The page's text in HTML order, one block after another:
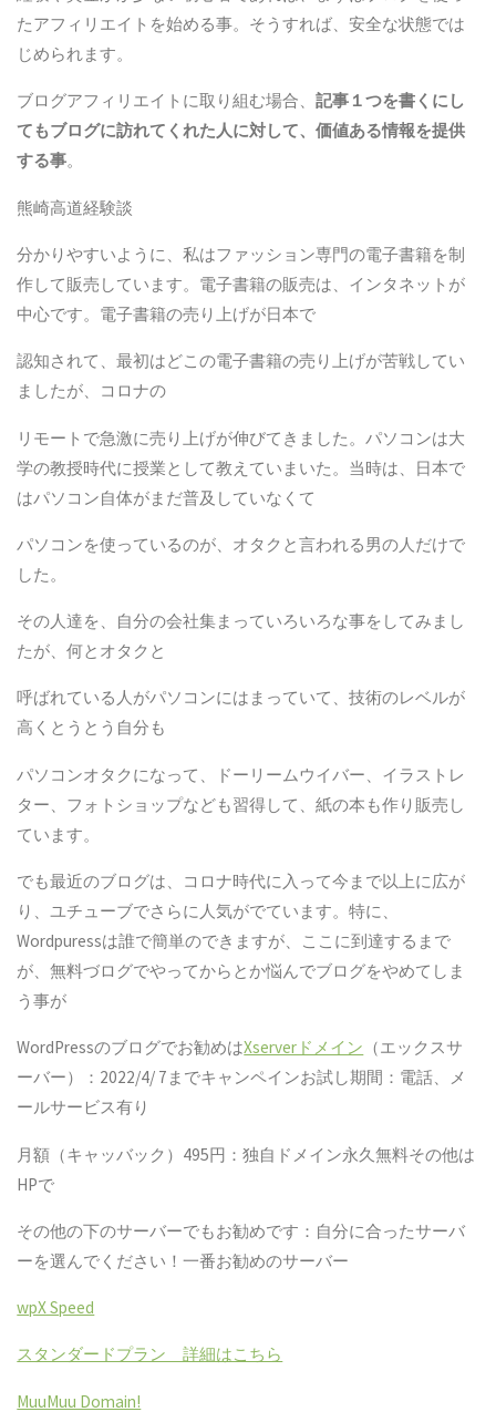
たアフィリエイトを始める事。そうすれば、安全な状態では
じめられます。
ブログアフィリエイトに取り組む場合、記事１つを書くにし
てもブログに訪れてくれた人に対して、価値ある情報を提供
する事。
熊崎高道経験談
分かりやすいように、私はファッション専門の電子書籍を制
作して販売しています。電子書籍の販売は、インタネットが
中心です。電子書籍の売り上げが日本で
認知されて、最初はどこの電子書籍の売り上げが苦戦してい
ましたが、コロナの
リモートで急激に売り上げが伸びてきました。パソコンは大
学の教授時代に授業として教えていまいた。当時は、日本で
はパソコン自体がまだ普及していなくて
パソコンを使っているのが、オタクと言われる男の人だけで
した。
その人達を、自分の会社集まっていろいろな事をしてみまし
たが、何とオタクと
呼ばれている人がパソコンにはまっていて、技術のレベルが
高くとうとう自分も
パソコンオタクになって、ドーリームウイバー、イラストレ
ター、フォトショップなども習得して、紙の本も作り販売し
ています。
でも最近のブログは、コロナ時代に入って今まで以上に広が
り、ユチューブでさらに人気がでています。特に、
Wordpuressは誰で簡単のできますが、ここに到達するまで
が、無料づログでやってからとか悩んでブログをやめてしま
う事が
WordPressのブログでお勧めはXserverドメイン （エックスサ
ーバー）：2022/4/ 7までキャンペインお試し期間：電話、メ
ールサービス有り
月額（キャッバック）495円：独自ドメイン永久無料その他は
HPで
その他の下のサーバーでもお勧めです：自分に合ったサーバ
ーを選んでください！一番お勧めのサーバー
wpX Speed
スタンダードプラン 詳細はこちら
MuuMuu Domain!